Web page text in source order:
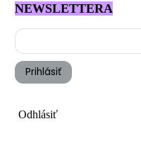
NEWSLETTERA
Prihlásiť
Odhlásiť